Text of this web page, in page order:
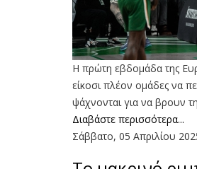
Η πρώτη εβδομάδα της
είκοσι πλέον ομάδες να
ψάχνονται για να βρουν
Διαβάστε περισσότερα...
Σάββατο, 05 Απριλίου